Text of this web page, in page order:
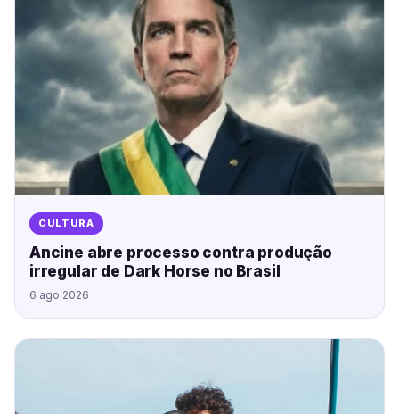
CULTURA
Ancine abre processo contra produção
irregular de Dark Horse no Brasil
6 ago 2026